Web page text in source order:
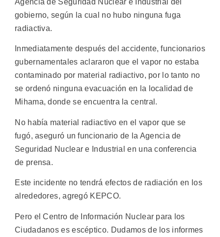
Agencia de Seguridad Nuclear e Industrial del
gobierno, según la cual no hubo ninguna fuga
radiactiva.
Inmediatamente después del accidente, funcionarios
gubernamentales aclararon que el vapor no estaba
contaminado por material radiactivo, por lo tanto no
se ordenó ninguna evacuación en la localidad de
Mihama, donde se encuentra la central.
No había material radiactivo en el vapor que se
fugó, aseguró un funcionario de la Agencia de
Seguridad Nuclear e Industrial en una conferencia
de prensa.
Este incidente no tendrá efectos de radiación en los
alrededores, agregó KEPCO.
Pero el Centro de Información Nuclear para los
Ciudadanos es escéptico. Dudamos de los informes